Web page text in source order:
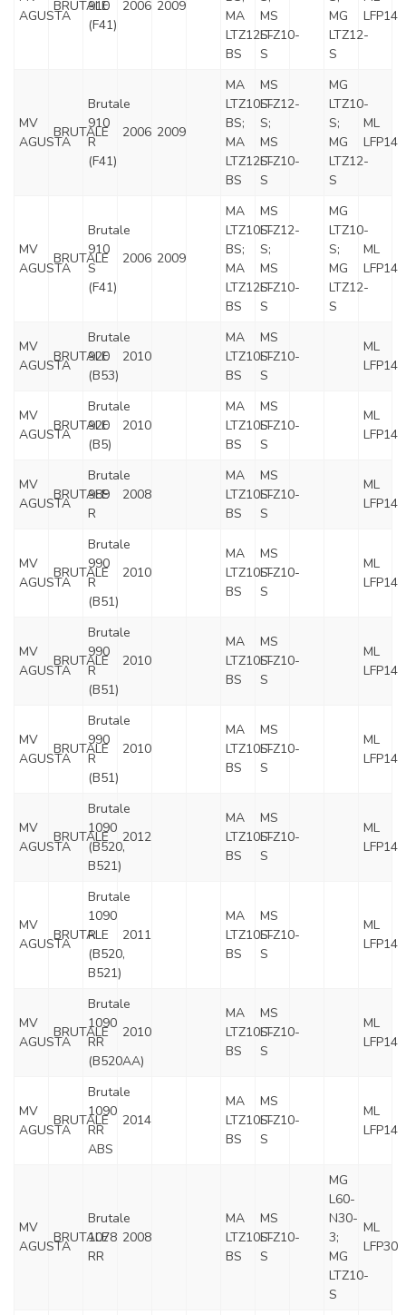
AGUSTA
BRUTALE
910
(F41)
2006 2009
MA
LTZ12S-
BS
MS
LTZ10-
S
MG
LTZ12-
S
LFP14
MV
AGUSTA
BRUTALE
Brutale
910
R
(F41)
2006 2009
MA
LTZ10S-
BS;
MA
LTZ12S-
BS
MS
LTZ12-
S;
MS
LTZ10-
S
MG
LTZ10-
S;
MG
LTZ12-
S
ML
LFP14
MV
AGUSTA
BRUTALE
Brutale
910
S
(F41)
2006 2009
MA
LTZ10S-
BS;
MA
LTZ12S-
BS
MS
LTZ12-
S;
MS
LTZ10-
S
MG
LTZ10-
S;
MG
LTZ12-
S
ML
LFP14
MV
AGUSTA
BRUTALE
Brutale
920
(B53)
2010
MA
LTZ10S-
BS
MS
LTZ10-
S
ML
LFP14
MV
AGUSTA
BRUTALE
Brutale
920
(B5)
2010
MA
LTZ10S-
BS
MS
LTZ10-
S
ML
LFP14
MV
AGUSTA
BRUTALE
Brutale
989
R
2008
MA
LTZ10S-
BS
MS
LTZ10-
S
ML
LFP14
MV
AGUSTA
BRUTALE
Brutale
990
R
(B51)
2010
MA
LTZ10S-
BS
MS
LTZ10-
S
ML
LFP14
MV
AGUSTA
BRUTALE
Brutale
990
R
(B51)
2010
MA
LTZ10S-
BS
MS
LTZ10-
S
ML
LFP14
MV
AGUSTA
BRUTALE
Brutale
990
R
(B51)
2010
MA
LTZ10S-
BS
MS
LTZ10-
S
ML
LFP14
MV
AGUSTA
BRUTALE
Brutale
1090
(B520,
B521)
2012
MA
LTZ10S-
BS
MS
LTZ10-
S
ML
LFP14
MV
AGUSTA
BRUTALE
Brutale
1090
R
(B520,
B521)
2011
MA
LTZ10S-
BS
MS
LTZ10-
S
ML
LFP14
MV
AGUSTA
BRUTALE
Brutale
1090
RR
(B520AA)
2010
MA
LTZ10S-
BS
MS
LTZ10-
S
ML
LFP14
MV
AGUSTA
BRUTALE
Brutale
1090
RR
ABS
2014
MA
LTZ10S-
BS
MS
LTZ10-
S
ML
LFP14
MV
AGUSTA
BRUTALE
Brutale
1078
RR
2008
MA
LTZ10S-
BS
MS
LTZ10-
S
MG
L60-
N30-
3;
MG
LTZ10-
S
ML
LFP30